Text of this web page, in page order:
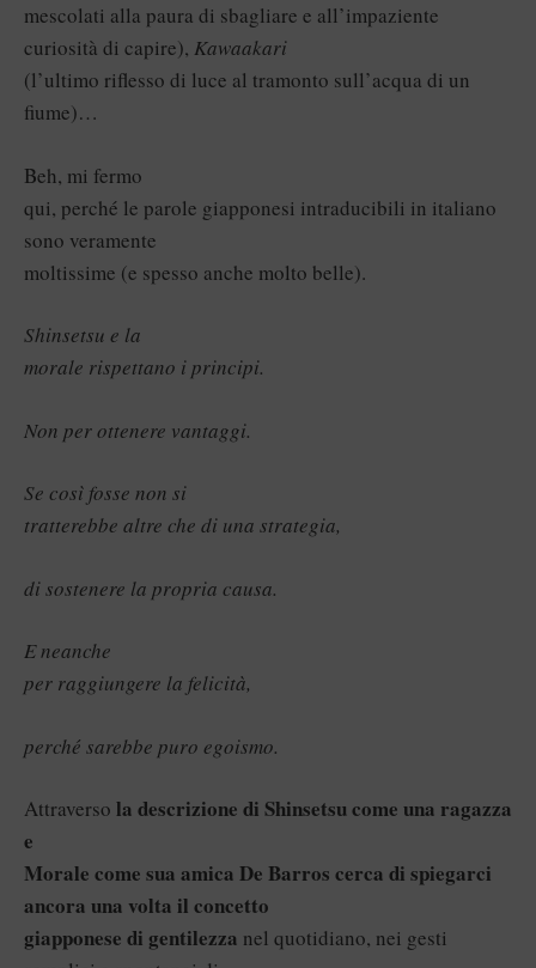
mescolati alla paura di sbagliare e all’impaziente
curiosità di capire), Kawaakari
(l’ultimo riflesso di luce al tramonto sull’acqua di un
fiume)…
Beh, mi fermo
qui, perché le parole giapponesi intraducibili in italiano
sono veramente
moltissime (e spesso anche molto belle).
Shinsetsu e la
morale rispettano i principi.
Non per ottenere vantaggi.
Se così fosse non si
tratterebbe altre che di una strategia,
di sostenere la propria causa.
E neanche
per raggiungere la felicità,
perché sarebbe puro egoismo.
Attraverso la descrizione di Shinsetsu come una ragazza
e
Morale come sua amica De Barros cerca di spiegarci
ancora una volta il concetto
giapponese di gentilezza nel quotidiano, nei gesti